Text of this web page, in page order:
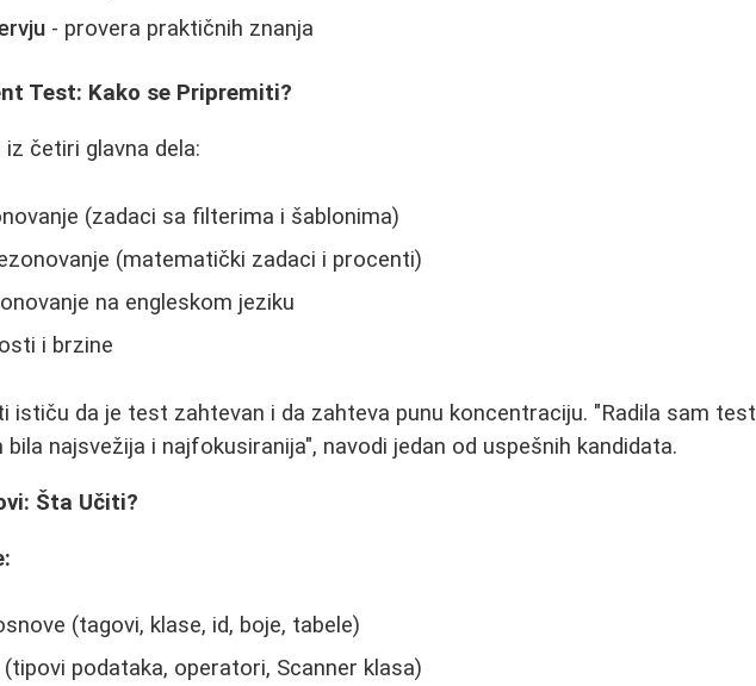
- provera praktičnih znanja
Test: Kako se Pripremiti?
četiri glavna dela:
(zadaci sa filterima i šablonima)
(matematički zadaci i procenti)
na engleskom jeziku
i brzine
ističu da je test zahtevan i da zahteva punu koncentraciju. "Radila sam test
bila najsvežija i najfokusiranija", navodi jedan od uspešnih kandidata.
Šta Učiti?
(tagovi, klase, id, boje, tabele)
podataka, operatori, Scanner klasa)